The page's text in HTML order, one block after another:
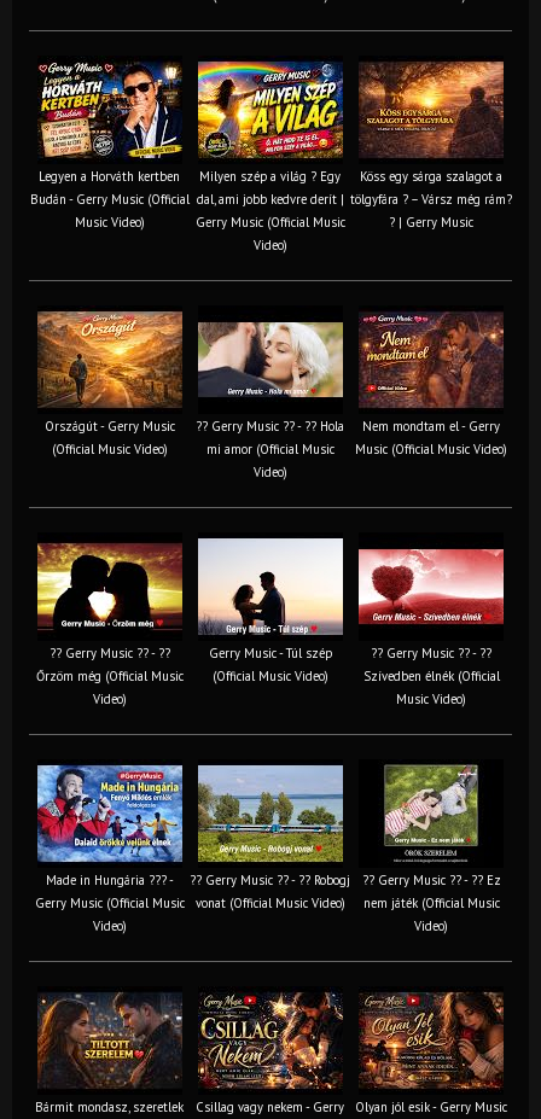
Legyen a Horváth kertben
Budán - Gerry Music (Official
Music Video)
Milyen szép a világ ? Egy
dal, ami jobb kedvre derít |
Gerry Music (Official Music
Video)
Köss egy sárga szalagot a
tölgyfára ?️ – Vársz még rám?
? | Gerry Music
Országút - Gerry Music
(Official Music Video)
?? Gerry Music ?? - ?? Hola
mi amor (Official Music
Video)
Nem mondtam el - Gerry
Music (Official Music Video)
?? Gerry Music ?? - ??
Őrzöm még (Official Music
Video)
Gerry Music - Túl szép
(Official Music Video)
?? Gerry Music ?? - ??
Szívedben élnék (Official
Music Video)
Made in Hungária ??? -
Gerry Music (Official Music
Video)
?? Gerry Music ?? - ?? Robogj
vonat (Official Music Video)
?? Gerry Music ?? - ?? Ez
nem játék (Official Music
Video)
Bármit mondasz, szeretlek
Csillag vagy nekem - Gerry
Olyan jól esik - Gerry Music